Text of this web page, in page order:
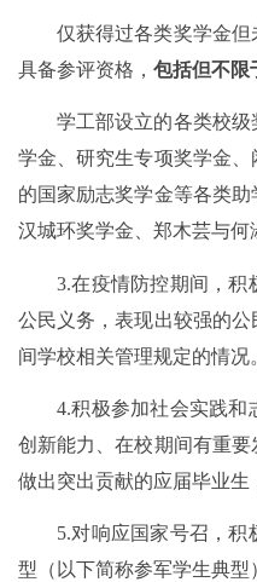
仅获得过各类奖学金
具备参评资格， 包括但不限
学工部设立的各类校
学金、研究生专项奖学金
的国家励志奖学金等各类
汉城环奖学金、郑木芸与何
3.在疫情防控期间，积
公民义务，表现出较强的
间学校相关管理规定的情况
4.积极参加社会实践和
创新能力、在校期间有重
做出突出贡献的应届毕业生
5.对响应国家号召，
型（以下简称参军学生典型